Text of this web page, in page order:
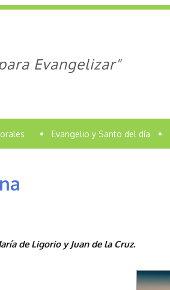
Evangelizar"
• Evangelio y Santo del día •
de Ligorio y Juan de la Cruz.